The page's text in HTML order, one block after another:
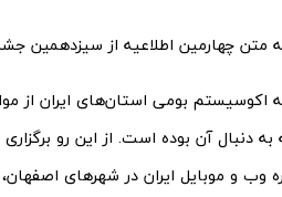
متن چهارمین اطلاعیه از سیزدهمین
اکوسیستم بومی استان‌های ایران از
دنبال آن بوده است. از این رو